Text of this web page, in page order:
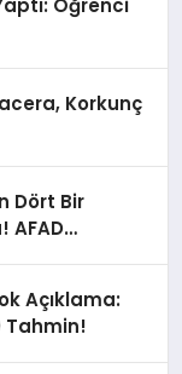
Öğrenci
Korkunç
Dört Bir
AFAD
Açıklama:
Tahmin!